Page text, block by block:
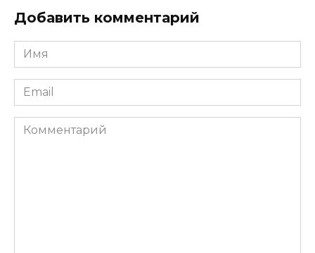
Добавить комментарий
Имя
*
Email
*
Комментарий